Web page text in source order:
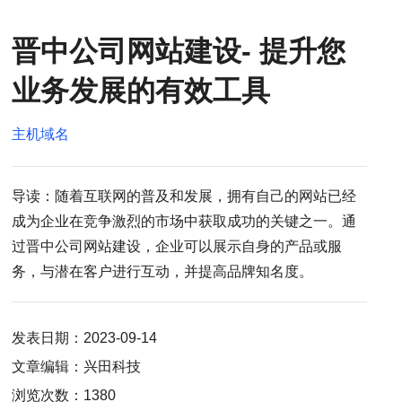
晋中公司网站建设- 提升您
业务发展的有效工具
主机域名
导读：随着互联网的普及和发展，拥有自己的网站已经
成为企业在竞争激烈的市场中获取成功的关键之一。通
过晋中公司网站建设，企业可以展示自身的产品或服
务，与潜在客户进行互动，并提高品牌知名度。
发表日期：2023-09-14
文章编辑：兴田科技
浏览次数：1380